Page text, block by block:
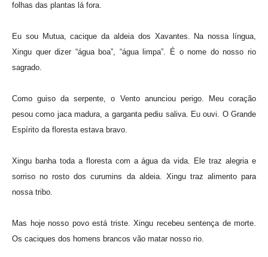
folhas das plantas lá fora.
Eu sou Mutua, cacique da aldeia dos Xavantes. Na nossa língua,
Xingu quer dizer “água boa”, “água limpa”. É o nome do nosso rio
sagrado.
Como guiso da serpente, o Vento anunciou perigo. Meu coração
pesou como jaca madura, a garganta pediu saliva. Eu ouvi. O Grande
Espírito da floresta estava bravo.
Xingu banha toda a floresta com a água da vida. Ele traz alegria e
sorriso no rosto dos curumins da aldeia. Xingu traz alimento para
nossa tribo.
Mas hoje nosso povo está triste. Xingu recebeu sentença de morte.
Os caciques dos homens brancos vão matar nosso rio.